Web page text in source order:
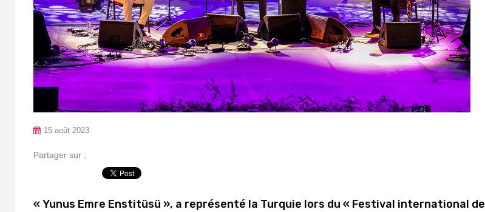
15 août 2023
Partager sur :
« Yunus Emre Enstitüsü », a représenté la Turquie lors du « Festival international de